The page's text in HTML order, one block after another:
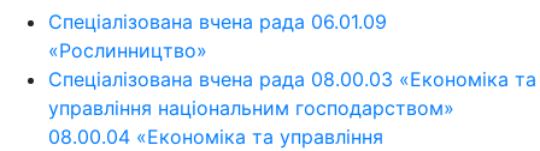
Спеціалізована вчена рада 06.01.09
«Рослинництво»
Спеціалізована вчена рада 08.00.03 «Економіка та
управління національним господарством»
08.00.04 «Економіка та управління